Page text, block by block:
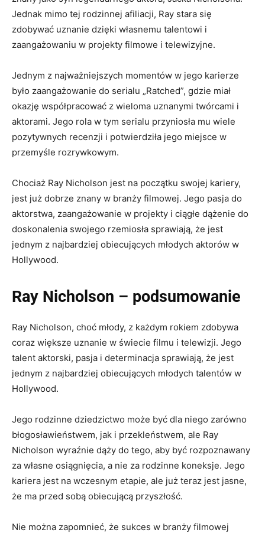
Jednak mimo tej rodzinnej afiliacji, Ray stara się
zdobywać uznanie dzięki własnemu talentowi i
zaangażowaniu w projekty filmowe i telewizyjne.
Jednym z najważniejszych momentów w jego karierze
było zaangażowanie do serialu „Ratched”, gdzie miał
okazję współpracować z wieloma uznanymi twórcami i
aktorami. Jego rola w tym serialu przyniosła mu wiele
pozytywnych recenzji i potwierdziła jego miejsce w
przemyśle rozrywkowym.
Chociaż Ray Nicholson jest na początku swojej kariery,
jest już dobrze znany w branży filmowej. Jego pasja do
aktorstwa, zaangażowanie w projekty i ciągłe dążenie do
doskonalenia swojego rzemiosła sprawiają, że jest
jednym z najbardziej obiecujących młodych aktorów w
Hollywood.
Ray Nicholson – podsumowanie
Ray Nicholson, choć młody, z każdym rokiem zdobywa
coraz większe uznanie w świecie filmu i telewizji. Jego
talent aktorski, pasja i determinacja sprawiają, że jest
jednym z najbardziej obiecujących młodych talentów w
Hollywood.
Jego rodzinne dziedzictwo może być dla niego zarówno
błogosławieństwem, jak i przekleństwem, ale Ray
Nicholson wyraźnie dąży do tego, aby być rozpoznawany
za własne osiągnięcia, a nie za rodzinne koneksje. Jego
kariera jest na wczesnym etapie, ale już teraz jest jasne,
że ma przed sobą obiecującą przyszłość.
Nie można zapomnieć, że sukces w branży filmowej